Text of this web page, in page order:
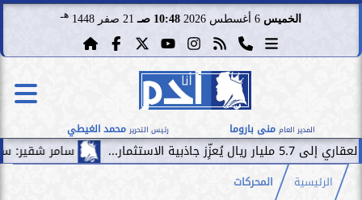
الخميس 10:48 صـ 21 صفر 1448 هـ
المدير العام منى باروما رئيس التحرير محمد الغيطي
سامر شقير: سقوط صفقة
الرئيسية المحركات